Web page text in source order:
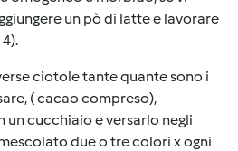
un pò di latte e lavorare
ciotole tante quante sono i
( cacao compreso),
un cucchiaio e versarlo negli
due o tre colori x ogni